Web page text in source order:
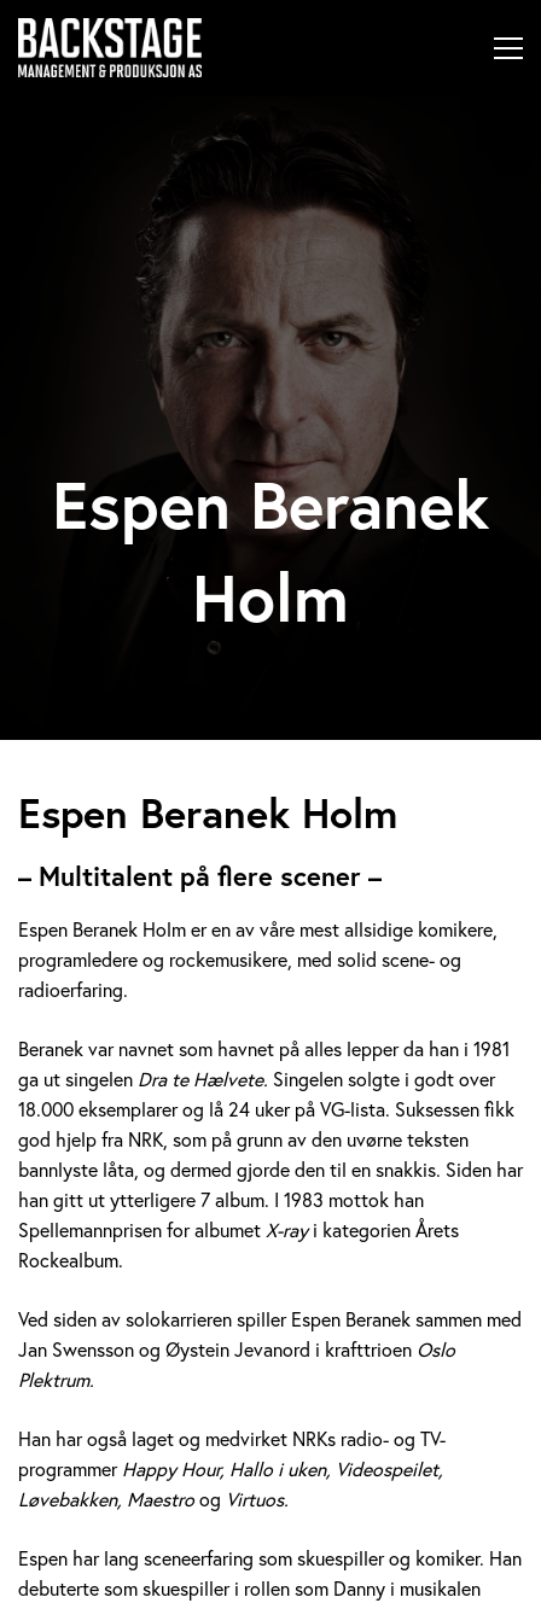
Espen Beranek
Holm
E
p
e
n
B
e
r
a
n
e
k
H
o
l
m
Espen Beranek Holm
– Multitalent på flere scener –
Espen Beranek Holm er en av våre mest allsidige komikere,
programledere og rockemusikere, med solid scene- og
radioerfaring.
Beranek var navnet som havnet på alles lepper da han i 1981
ga ut singelen Dra te Hælvete. Singelen solgte i godt over
18.000 eksemplarer og lå 24 uker på VG-lista. Suksessen fikk
god hjelp fra NRK, som på grunn av den uvørne teksten
bannlyste låta, og dermed gjorde den til en snakkis. Siden har
han gitt ut ytterligere 7 album. I 1983 mottok han
Spellemannprisen for albumetX-rayi kategorien Årets
Rockealbum.
Ved siden av solokarrieren spiller Espen Beranek sammen med
Jan Swensson og Øystein Jevanord i krafttrioen Oslo
Plektrum.
Han har også laget og medvirket NRKs radio- og TV-
programmerHappy Hour, Hallo i uken, Videospeilet,
Løvebakken, Maestroog Virtuos.
Espen har lang sceneerfaring som skuespiller og komiker. Han
debuterte som skuespiller i rollen som Danny i musikalen